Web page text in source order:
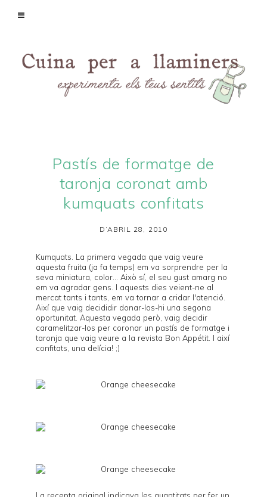
Pastís de formatge de
taronja coronat amb
kumquats confitats
D’ABRIL 28, 2010
Kumquats . La primera vegada que vaig veure
aquesta fruita (ja fa temps) em va sorprendre per la
seva miniatura, color... Això sí, el seu gust amarg no
em va agradar gens. I aquests dies veient-ne al
mercat tants i tants, em va tornar a cridar l'atenció.
Així que vaig decididir donar-los-hi una segona
oportunitat. Aquesta vegada però, vaig decidir
caramelitzar-los per coronar un pastís de formatge i
taronja que vaig veure a la revista Bon Appétit . I així
confitats, una delícia! ;)
La recepta original indicava les quantitats per fer un